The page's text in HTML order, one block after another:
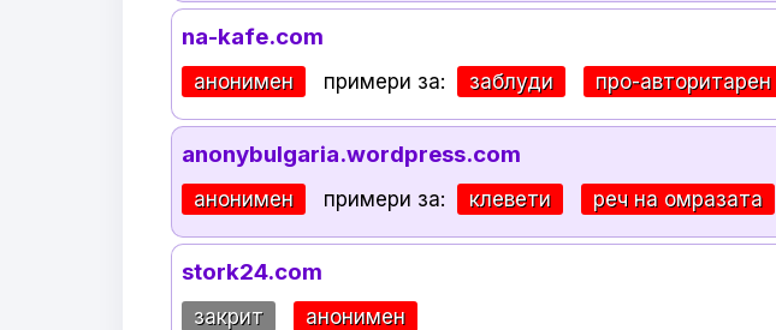
na-kafe.com
анонимен примери за: заблуди про-авторитарен
anonybulgaria.wordpress.com
анонимен примери за: клевети реч на омразата
stork24.com
закрит анонимен